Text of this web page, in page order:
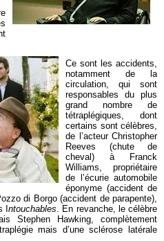
Ce sont les accidents,
notamment de la
circulation, qui sont
responsables du plus
grand nombre de
tétraplégiques, dont
certains sont célèbres,
de l’acteur Christopher
Reeves (chute de
cheval) à Franck
Williams, propriétaire
de l’écurie automobile
éponyme (accident de
di Borgo (accident de parapente),
Intouchables. En revanche, le célèbre
Stephen Hawking, complètement
mais d’une sclérose latérale